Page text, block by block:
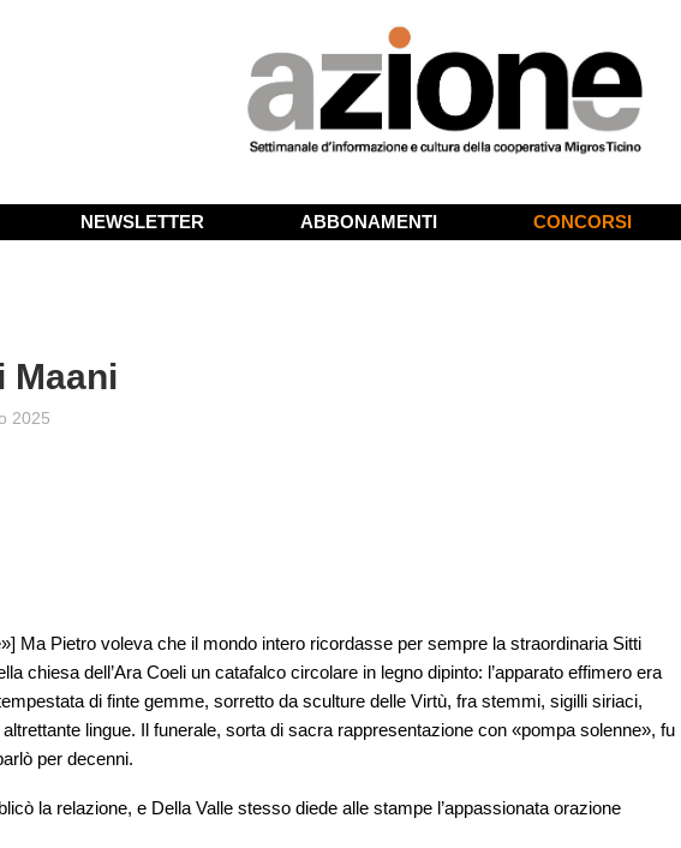
NEWSLETTER ABBONAMENTI CONCORSI
Maani
2025
Ma Pietro voleva che il mondo intero ricordasse per sempre la straordinaria Sitti
chiesa dell’Ara Coeli un catafalco circolare in legno dipinto: l’apparato effimero era
di finte gemme, sorretto da sculture delle Virtù, fra stemmi, sigilli siriaci,
lingue. Il funerale, sorta di sacra rappresentazione con «pompa solenne», fu
per decenni.
la relazione, e Della Valle stesso diede alle stampe l’appassionata orazione